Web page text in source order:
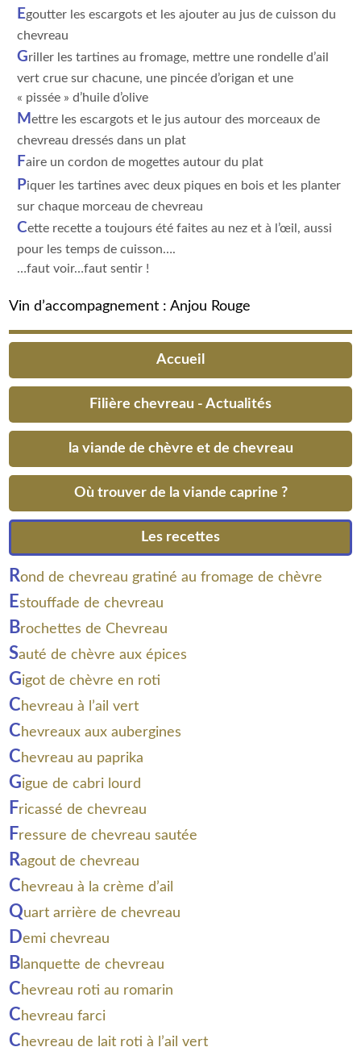
Egoutter les escargots et les ajouter au jus de cuisson du
chevreau
Griller les tartines au fromage, mettre une rondelle d’ail
vert crue sur chacune, une pincée d’origan et une
« pissée » d’huile d’olive
Mettre les escargots et le jus autour des morceaux de
chevreau dressés dans un plat
Faire un cordon de mogettes autour du plat
Piquer les tartines avec deux piques en bois et les planter
sur chaque morceau de chevreau
Cette recette a toujours été faites au nez et à l’œil, aussi
pour les temps de cuisson….
…faut voir…faut sentir !
Vin d’accompagnement : Anjou Rouge
Accueil
Filière chevreau - Actualités
la viande de chèvre et de chevreau
Où trouver de la viande caprine ?
Les recettes
Rond de chevreau gratiné au fromage de chèvre
Estouffade de chevreau
Brochettes de Chevreau
Sauté de chèvre aux épices
Gigot de chèvre en roti
C hevreau à l’ail vert
C hevreaux aux aubergines
C hevreau au paprika
Gigue de cabri lourd
Fricassé de chevreau
Fressure de chevreau sautée
Ragout de chevreau
C hevreau à la crème d’ail
Quart arrière de chevreau
Demi chevreau
B lanquette de chevreau
C hevreau roti au romarin
C hevreau farci
C hevreau de lait roti à l’ail vert